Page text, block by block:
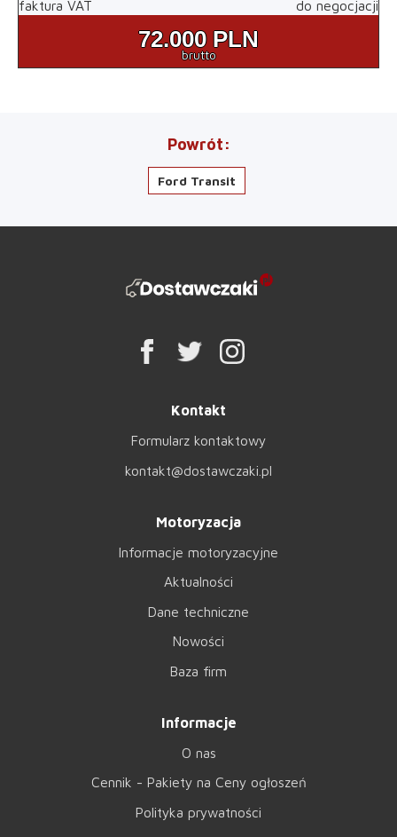
faktura VAT do negocjacji
72.000 PLN
brutto
Powrót
Ford Transit
Kontakt
Formularz kontaktowy
kontakt@dostawczaki.pl
Motoryzacja
Informacje motoryzacyjne
Aktualności
Dane techniczne
Nowości
Baza firm
Informacje
O nas
Cennik - Pakiety na Ceny ogłoszeń
Polityka prywatności